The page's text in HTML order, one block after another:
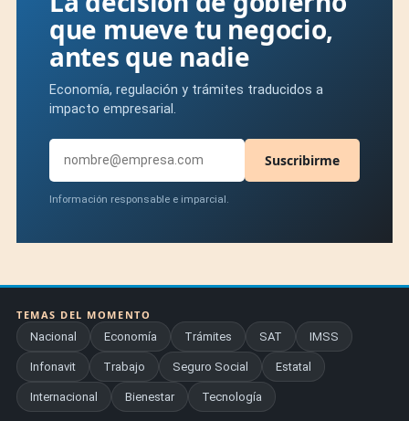
que mueve tu negocio,
antes que nadie
Economía, regulación y trámites traducidos a
impacto empresarial.
Suscribirme
Información responsable e imparcial.
TEMAS DEL MOMENTO
Nacional
Economía Trámites SAT IMSS
Infonavit Trabajo Seguro Social Estatal
Internacional Bienestar Tecnología